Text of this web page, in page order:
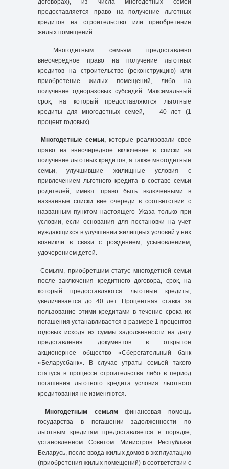
договорах), из числа многодетных семей
предоставляется право на получение льготных
кредитов на строительство или приобретение
жилых помещений.
Многодетным семьям предоставлено
внеочередное право на получение льготных
кредитов на строительство (реконструкцию) или
приобретение жилых помещений, либо на
получение одноразовых субсидий. Максимальный
срок, на который предоставляются льготные
кредиты для многодетных семей, — 40 лет (1
процент годовых).
Многодетные семьи, которые реализовали свое
право на внеочередное включение в списки на
получение льготных кредитов, а также многодетные
семьи, улучшившие жилищные условия с
привлечением льготного кредита в составе семьи
родителей, имеют право быть включенными в
названные списки вне очереди в соответствии с
названным пунктом настоящего Указа только при
условии, если основания для постановки на учет
нуждающихся в улучшении жилищных условий у них
возникли в связи с рождением, усыновлением,
удочерением детей.
Семьям, приобретшим статус многодетной семьи
после заключения кредитного договора, срок, на
который предоставляются льготные кредиты,
увеличивается до 40 лет. Процентная ставка за
пользование этими кредитами в течение срока их
погашения устанавливается в размере 1 процентов
годовых исходя из суммы задолженности на дату
представления документов в открытое
акционерное общество «Сберегательный банк
«Беларусбанк». В случае утраты семьей такого
статуса в процессе строительства либо в период
погашения льготного кредита условия льготного
кредитования не изменяются.
Многодетным семьям финансовая помощь
государства в погашении задолженности по
льготным кредитам предоставляется в порядке,
установленном Советом Министров Республики
Беларусь, после ввода жилых домов в эксплуатацию
(приобретения жилых помещений) в соответствии с